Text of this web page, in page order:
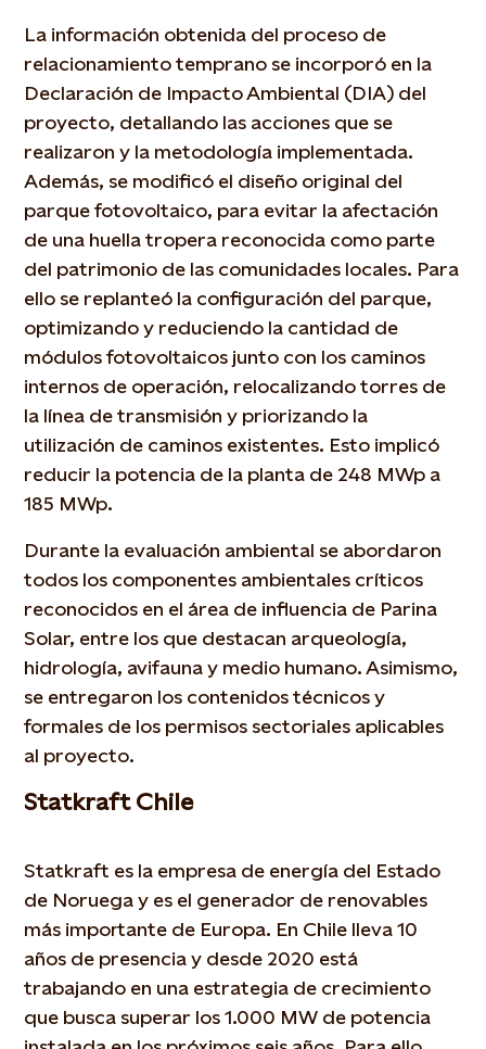
La información obtenida del proceso de
relacionamiento temprano se incorporó en la
Declaración de Impacto Ambiental (DIA) del
proyecto, detallando las acciones que se
realizaron y la metodología implementada.
Además, se modificó el diseño original del
parque fotovoltaico, para evitar la afectación
de una huella tropera reconocida como parte
del patrimonio de las comunidades locales. Para
ello se replanteó la configuración del parque,
optimizando y reduciendo la cantidad de
módulos fotovoltaicos junto con los caminos
internos de operación, relocalizando torres de
la línea de transmisión y priorizando la
utilización de caminos existentes. Esto implicó
reducir la potencia de la planta de 248 MWp a
185 MWp.
Durante la evaluación ambiental se abordaron
todos los componentes ambientales críticos
reconocidos en el área de influencia de Parina
Solar, entre los que destacan arqueología,
hidrología, avifauna y medio humano. Asimismo,
se entregaron los contenidos técnicos y
formales de los permisos sectoriales aplicables
al proyecto.
Statkraft Chile
Statkraft es la empresa de energía del Estado
de Noruega y es el generador de renovables
más importante de Europa. En Chile lleva 10
años de presencia y desde 2020 está
trabajando en una estrategia de crecimiento
que busca superar los 1.000 MW de potencia